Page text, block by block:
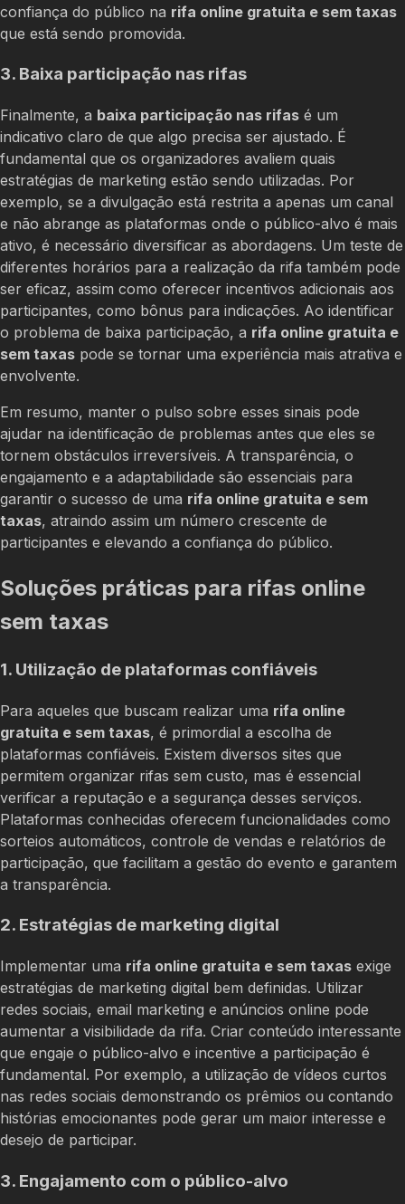
confiança do público na rifa online gratuita e sem taxas
que está sendo promovida.
3. Baixa participação nas rifas
Finalmente, a baixa participação nas rifas é um
indicativo claro de que algo precisa ser ajustado. É
fundamental que os organizadores avaliem quais
estratégias de marketing estão sendo utilizadas. Por
exemplo, se a divulgação está restrita a apenas um canal
e não abrange as plataformas onde o público-alvo é mais
ativo, é necessário diversificar as abordagens. Um teste de
diferentes horários para a realização da rifa também pode
ser eficaz, assim como oferecer incentivos adicionais aos
participantes, como bônus para indicações. Ao identificar
o problema de baixa participação, a rifa online gratuita e
sem taxas pode se tornar uma experiência mais atrativa e
envolvente.
Em resumo, manter o pulso sobre esses sinais pode
ajudar na identificação de problemas antes que eles se
tornem obstáculos irreversíveis. A transparência, o
engajamento e a adaptabilidade são essenciais para
garantir o sucesso de uma rifa online gratuita e sem
taxas, atraindo assim um número crescente de
participantes e elevando a confiança do público.
Soluções práticas para rifas online
sem taxas
1. Utilização de plataformas confiáveis
Para aqueles que buscam realizar uma rifa online
gratuita e sem taxas, é primordial a escolha de
plataformas confiáveis. Existem diversos sites que
permitem organizar rifas sem custo, mas é essencial
verificar a reputação e a segurança desses serviços.
Plataformas conhecidas oferecem funcionalidades como
sorteios automáticos, controle de vendas e relatórios de
participação, que facilitam a gestão do evento e garantem
a transparência.
2. Estratégias de marketing digital
Implementar uma rifa online gratuita e sem taxas exige
estratégias de marketing digital bem definidas. Utilizar
redes sociais, email marketing e anúncios online pode
aumentar a visibilidade da rifa. Criar conteúdo interessante
que engaje o público-alvo e incentive a participação é
fundamental. Por exemplo, a utilização de vídeos curtos
nas redes sociais demonstrando os prêmios ou contando
histórias emocionantes pode gerar um maior interesse e
desejo de participar.
3. Engajamento com o público-alvo